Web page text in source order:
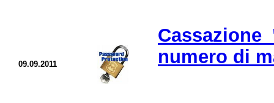
09.09.2011
numero di